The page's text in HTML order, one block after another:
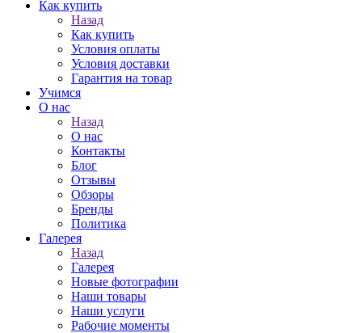
Как купить
Назад
Как купить
Условия оплаты
Условия доставки
Гарантия на товар
Учимся
О нас
Назад
О нас
Контакты
Блог
Отзывы
Обзоры
Бренды
Политика
Галерея
Назад
Галерея
Новые фотографии
Наши товары
Наши услуги
Рабочие моменты